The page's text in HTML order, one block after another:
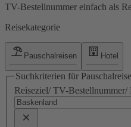
TV-Bestellnummer einfach als
Reisekategorie
Pauschalreisen Hotel
Suchkriterien für
Reiseziel/ TV-Bestellnummer/